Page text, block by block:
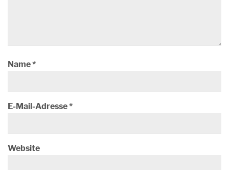
Name*
E-Mail-Adresse*
Website